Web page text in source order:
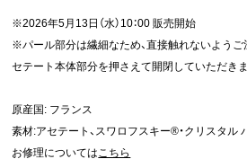
※2026年5月13日（水）10：00 販売開始
※パール部分は繊細なため、直接触れないようご
セテート本体部分を押さえて開閉していただき
原産国: フランス
素材:アセテート、スワロフスキー®・クリスタル
お修理についてはこちら